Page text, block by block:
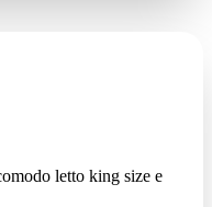
letto king size e